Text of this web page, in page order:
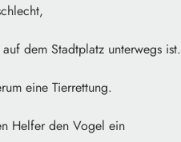
dem Stadtplatz unterwegs ist.
eine Tierrettung.
Helfer den Vogel ein